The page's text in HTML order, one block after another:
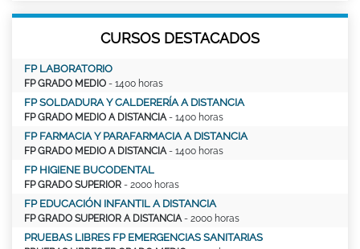
CURSOS DESTACADOS
FP LABORATORIO
FP GRADO MEDIO - 1400 horas
FP SOLDADURA Y CALDERERÍA A DISTANCIA
FP GRADO MEDIO A DISTANCIA - 1400 horas
FP FARMACIA Y PARAFARMACIA A DISTANCIA
FP GRADO MEDIO A DISTANCIA - 1400 horas
FP HIGIENE BUCODENTAL
FP GRADO SUPERIOR - 2000 horas
FP EDUCACIÓN INFANTIL A DISTANCIA
FP GRADO SUPERIOR A DISTANCIA - 2000 horas
PRUEBAS LIBRES FP EMERGENCIAS SANITARIAS